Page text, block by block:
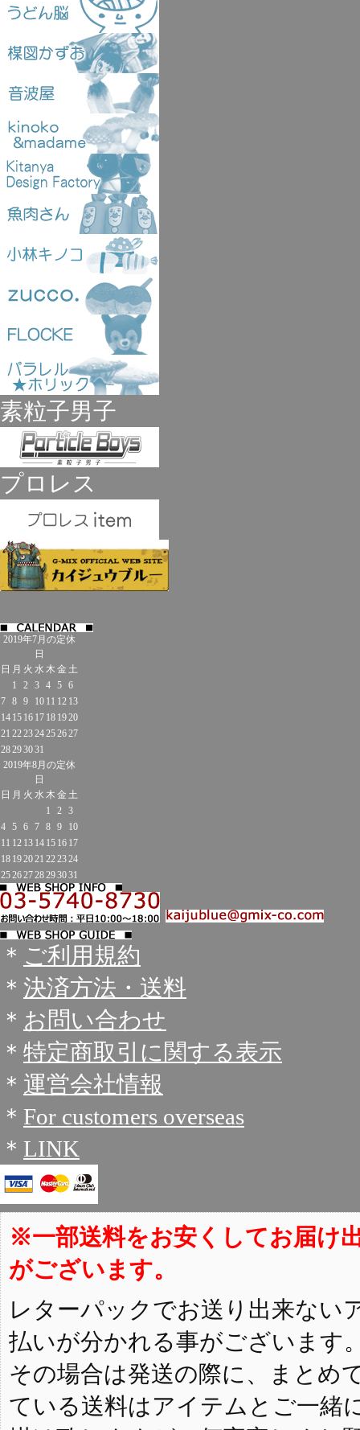
素粒子男子
プロレス
2019年7月の定休
日
日 月 火 水 木 金 土
1
2 3 4 5 6
7 8 9 10 11 12 13
14 15 16 17 18 1920
21 222324252627
28293031
2019年8月の定休
日
日 月 火 水 木 金 土
1
2 3
4 5 6 7 8 9
10
11 12 13 14 15 16 17
18 192021 222324
25262728293031
＊ ご利用規約
＊ 決済方法・送料
＊ お問い合わせ
＊ 特定商取引に関する表示
＊ 運営会社情報
＊ For customers overseas
＊ LINK
※一部送料をお安くしてお届け
がございます。
レターパックでお送り出来ない
払いが分かれる事がございます
その場合は発送の際に、まとめ
ている送料はアイテムとご一緒